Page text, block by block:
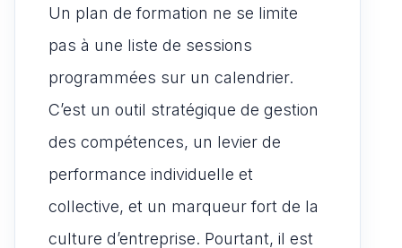
p
p
o
o
k
o
d
o
n
g
er
Un plan de formation ne se limite
pas à une liste de sessions
programmées sur un calendrier.
C’est un outil stratégique de gestion
des compétences, un levier de
performance individuelle et
collective, et un marqueur fort de la
culture d’entreprise. Pourtant, il est